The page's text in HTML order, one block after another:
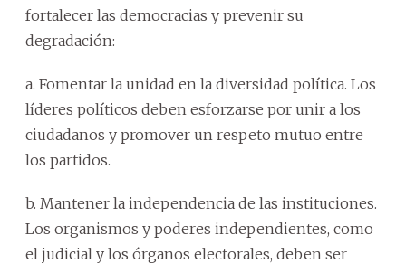
fortalecer las democracias y prevenir su
degradación:
a. Fomentar la unidad en la diversidad política. Los
líderes políticos deben esforzarse por unir a los
ciudadanos y promover un respeto mutuo entre
los partidos.
b. Mantener la independencia de las instituciones.
Los organismos y poderes independientes, como
el judicial y los órganos electorales, deben ser